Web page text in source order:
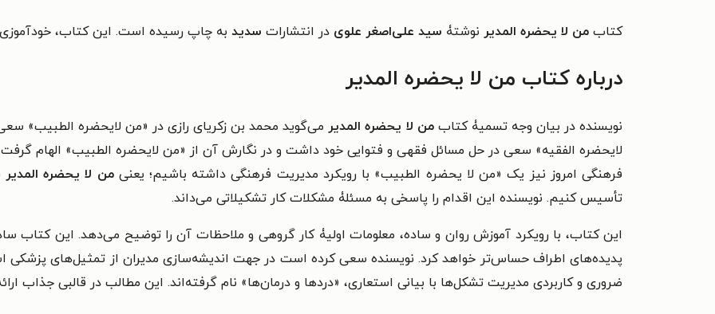
کتاب من لا یحضره المدیر نوشتۀ سید علی‌اصغر علوی در انتشارات سدید به چاپ رسیده است. این کتاب،
درباره کتاب من لا یحضره المدیر
نویسنده در بیان وجه تسمیۀ کتابمن لا یحضره المدیر می‌گوید محمد بن زکریای رازی در «من لایحضره الطبیب»
لایحضره الفقیه» سعی در حل مسائل فقهی و فتوایی خود داشت و در نگارش آن از «من لایحضره الطبیب» الهام
فرهنگی امروز نیز یک «من لا یحضره الطبیب» با رویکرد مدیریت فرهنگی داشته باشیم؛ یعنیمن لا یحضره المدیر
تأسیس کنیم. نویسنده این اقدام را پاسخی به مسئلۀ مشکلات کار تشکیلاتی می‌داند.
این کتاب، با رویکرد آموزش روان و ساده، معلومات اولیۀ کار گروهی و ملاحظات آن را توضیح می‌دهد. این کتاب
پديده‌های اطراف حساس‌تر خواهد کرد. نویسنده سعی کرده است در جهت انديشه‌سازی مديران از تمثيل‌های پزشکی
ضروری و کاربردی مديريت تشکل‌ها با بيانی استعاری، «دردها و درمان‌ها» نام گرفته‌اند. این مطالب در قالبی جذاب